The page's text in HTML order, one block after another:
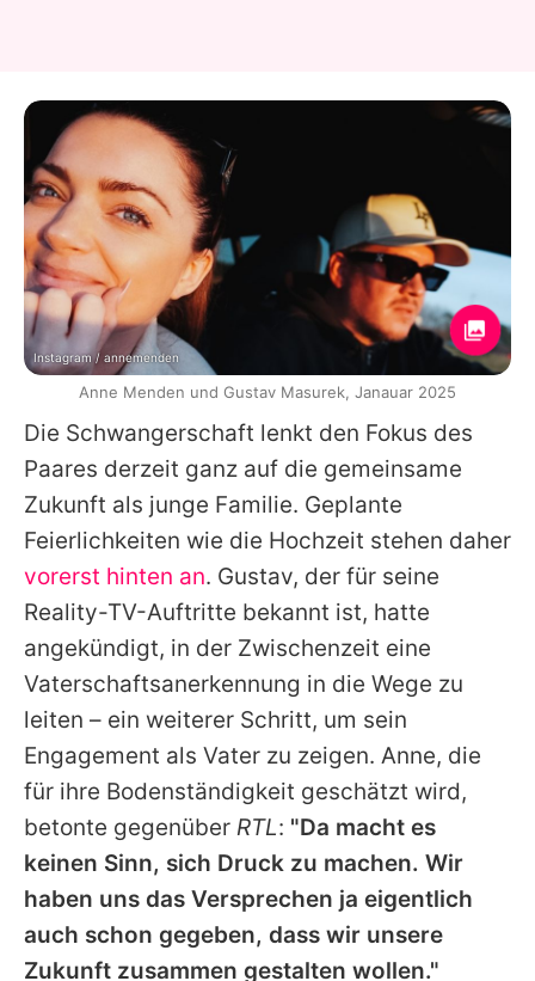
Die Schwangerschaft lenkt den Fokus des
Paares derzeit ganz auf die gemeinsame
Zukunft als junge Familie. Geplante
Feierlichkeiten wie die Hochzeit stehen daher
vorerst hinten an. Gustav, der für seine
Reality-TV-Auftritte bekannt ist, hatte
angekündigt, in der Zwischenzeit eine
Vaterschaftsanerkennung in die Wege zu
leiten – ein weiterer Schritt, um sein
Engagement als Vater zu zeigen. Anne, die
für ihre Bodenständigkeit geschätzt wird,
betonte gegenüber RTL: "Da macht es
keinen Sinn, sich Druck zu machen. Wir
haben uns das Versprechen ja eigentlich
auch schon gegeben, dass wir unsere
Zukunft zusammen gestalten wollen."
Instagram / annemenden
Anne Menden und Gustav Masurek, Janauar 2025